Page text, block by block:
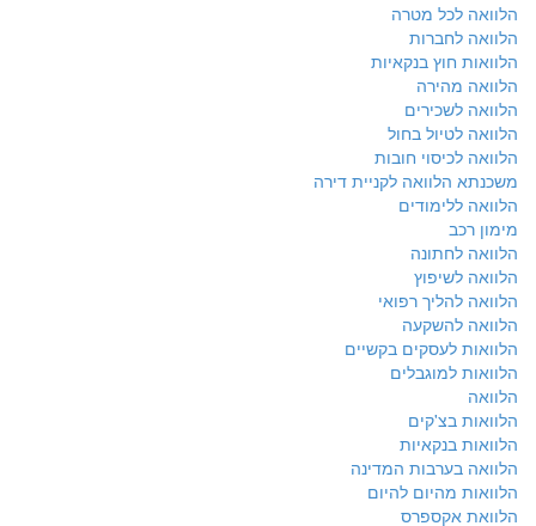
הלוואה לכל מטרה
הלוואה לחברות
הלוואות חוץ בנקאיות
הלוואה מהירה
הלוואה לשכירים
הלוואה לטיול בחול
הלוואה לכיסוי חובות
משכנתא הלוואה לקניית דירה
הלוואה ללימודים
מימון רכב
הלוואה לחתונה
הלוואה לשיפוץ
הלוואה להליך רפואי
הלוואה להשקעה
הלוואות לעסקים בקשיים
הלוואות למוגבלים
הלוואה
הלוואות בצ'קים
הלוואות בנקאיות
הלוואה בערבות המדינה
הלוואות מהיום להיום
הלוואת אקספרס